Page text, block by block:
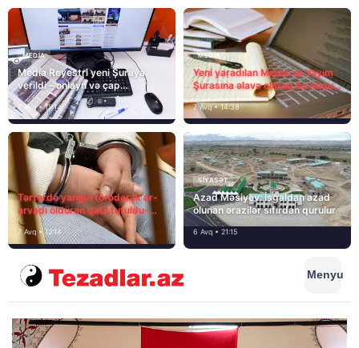
MEDİA
Media Reyestri yeni Şuraya
verildi – onlayn və çap
mediasını nə gözləyir?
7 Avq • 15:14
MEDİA
Yeni yaradılan Media və Yayım
Şurasına əlavə olaraq bu hüquq
və vəzifələr də verilib
7 Avq • 14:38
Tərtərdə yanğın törədərək ər-
arvadı öldürən qatil tutuldu-
SON DƏQİQƏ
7 Avq • 12:14
SIYASƏT
Azad Məsiyev: İşğaldan azad
olunan ərazilər sıfırdan qurulur
6 Avq • 21:15
Menyu